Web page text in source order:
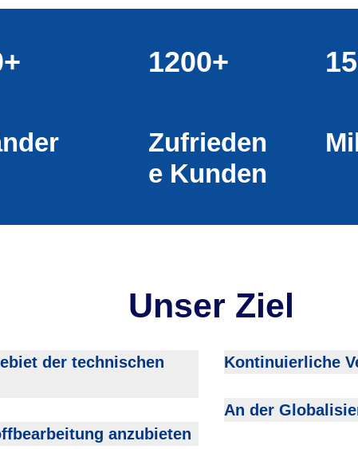
1200+
Zufrieden
E Kunden
Unser Ziel
der technischen
anzubieten
Kontinuierliche
An der